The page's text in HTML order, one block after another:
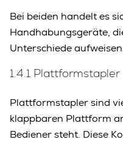
Bei beiden handelt es
Handhabungsgeräte,
Unterschiede
1.4.1 Plattformstapler
Plattformstapler sind
klappbaren Plattform
Bediener steht. Diese